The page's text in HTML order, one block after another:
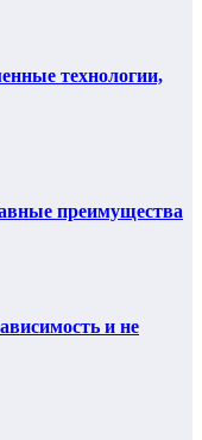
технологии,
преимущества
и не